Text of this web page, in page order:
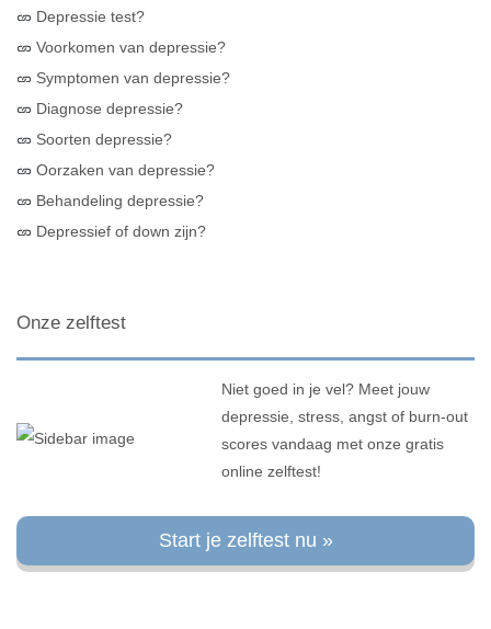
Depressie test?
Voorkomen van depressie?
Symptomen van depressie?
Diagnose depressie?
Soorten depressie?
Oorzaken van depressie?
Behandeling depressie?
Depressief of down zijn?
Onze zelftest
Niet goed in je vel? Meet jouw
depressie, stress, angst of burn-out
scores vandaag met onze gratis
online zelftest!
Start je zelftest nu »